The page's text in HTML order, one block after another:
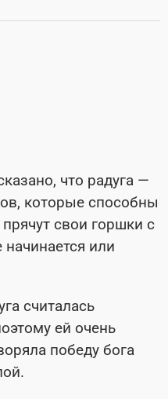
что радуга —
которые способны
свои горшки с
или
считалась
ей очень
победу бога